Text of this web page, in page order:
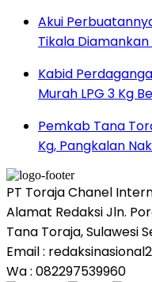
Akui
Tikala
Kabid
Murah LPG 3 Kg
Pemkab Tana
Kg, Pangkalan
PT Toraja Chanel
Alamat Redaksi Jln.
Tana Toraja, Sulawesi
Email :
Wa : 082297539960